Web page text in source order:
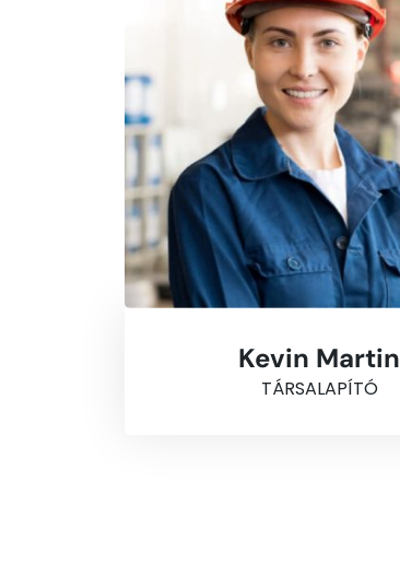
Kevin Martin
TÁRSALAPÍTÓ